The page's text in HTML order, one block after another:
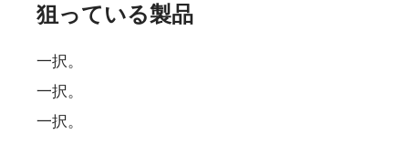
狙っている製品
一択。
一択。
一択。